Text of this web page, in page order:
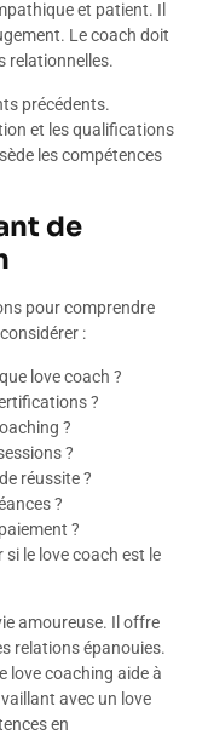
et patient. Il
Le coach doit
relationnelles.
précédents.
et les qualifications
les compétences
de
pour comprendre
:
love coach ?
?
?
?
réussite ?
?
?
le love coach est le
amoureuse. Il offre
relations épanouies.
love coaching aide à
avec un love
en